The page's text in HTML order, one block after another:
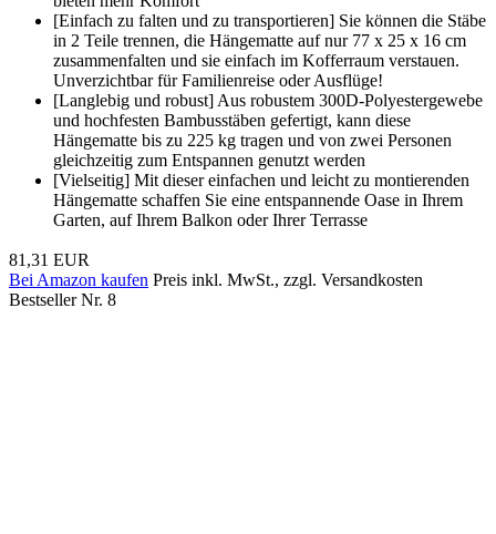
[Einfach zu falten und zu transportieren] Sie können die Stäbe
in 2 Teile trennen, die Hängematte auf nur 77 x 25 x 16 cm
zusammenfalten und sie einfach im Kofferraum verstauen.
Unverzichtbar für Familienreise oder Ausflüge!
[Langlebig und robust] Aus robustem 300D-Polyestergewebe
und hochfesten Bambusstäben gefertigt, kann diese
Hängematte bis zu 225 kg tragen und von zwei Personen
gleichzeitig zum Entspannen genutzt werden
[Vielseitig] Mit dieser einfachen und leicht zu montierenden
Hängematte schaffen Sie eine entspannende Oase in Ihrem
Garten, auf Ihrem Balkon oder Ihrer Terrasse
81,31 EUR
Bei Amazon kaufen Preis inkl. MwSt., zzgl. Versandkosten
Bestseller Nr. 8